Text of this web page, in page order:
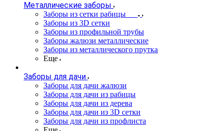
Металлические заборы
Заборы из сетки рабицы
Заборы из 3D сетки
Заборы из профильной трубы
Заборы жалюзи металлические
Заборы из металлического прутка
Еще
Заборы для дачи
Заборы для дачи жалюзи
Заборы для дачи из рабицы
Заборы для дачи из дерева
Заборы для дачи из 3D сетки
Заборы для дачи из профлиста